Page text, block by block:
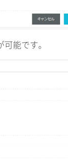
能です。